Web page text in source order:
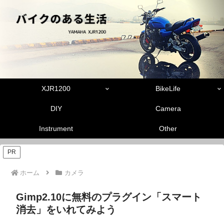
XJR1200 BikeLife
DIY Camera
Instrument Other
PR
ホーム カメラ
Gimp2.10に無料のプラグイン「スマート
消去」をいれてみよう